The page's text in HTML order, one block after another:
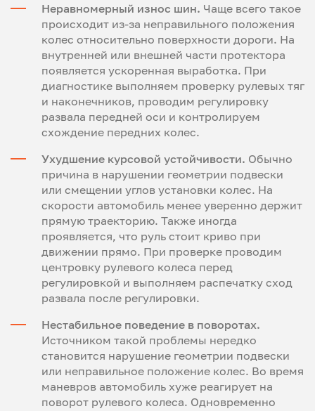
Неравномерный износ шин. Чаще всего такое
происходит из-за неправильного положения
колес относительно поверхности дороги. На
внутренней или внешней части протектора
появляется ускоренная выработка. При
диагностике выполняем проверку рулевых тяг
и наконечников, проводим регулировку
развала передней оси и контролируем
схождение передних колес.
Ухудшение курсовой устойчивости. Обычно
причина в нарушении геометрии подвески
или смещении углов установки колес. На
скорости автомобиль менее уверенно держит
прямую траекторию. Также иногда
проявляется, что руль стоит криво при
движении прямо. При проверке проводим
центровку рулевого колеса перед
регулировкой и выполняем распечатку сход
развала после регулировки.
Нестабильное поведение в поворотах.
Источником такой проблемы нередко
становится нарушение геометрии подвески
или неправильное положение колес. Во время
маневров автомобиль хуже реагирует на
поворот рулевого колеса. Одновременно